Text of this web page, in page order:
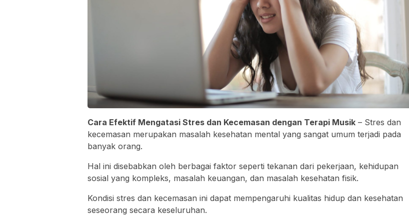
Cara Efektif Mengatasi Stres dan Kecemasan dengan Terapi Musik – Stres dan
kecemasan merupakan masalah kesehatan mental yang sangat umum terjadi pada
banyak orang.
Hal ini disebabkan oleh berbagai faktor seperti tekanan dari pekerjaan, kehidupan
sosial yang kompleks, masalah keuangan, dan masalah kesehatan fisik.
Kondisi stres dan kecemasan ini dapat mempengaruhi kualitas hidup dan kesehatan
seseorang secara keseluruhan.